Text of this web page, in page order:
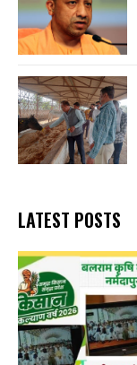
LATEST POSTS